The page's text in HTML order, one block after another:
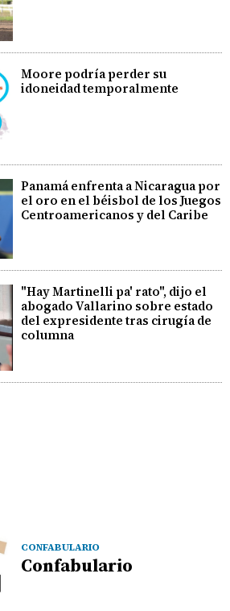
Moore podría perder su
idoneidad temporalmente
Panamá enfrenta a Nicaragua por
el oro en el béisbol de los Juegos
Centroamericanos y del Caribe
"Hay Martinelli pa' rato", dijo el
abogado Vallarino sobre estado
del expresidente tras cirugía de
columna
CONFABULARIO
Confabulario